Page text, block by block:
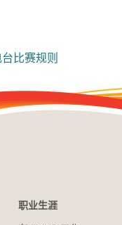
比赛规则
职业生涯